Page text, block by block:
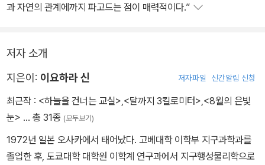
과 자연의 관계에까지 파고드는 점이 매력적이다.”
저자 소개
지은이: 이요하라 신 저자파일 신간알림 신청
최근작 : <하늘을 건너는 교실> <달까지 3킬로미터> <8월의 은빛
눈> … 총 31종 (모두보기)
1972년 일본 오사카에서 태어났다. 고베대학 이학부 지구과학과를
졸업한 후, 도쿄대학 대학원 이학계 연구과에서 지구행성물리학으로